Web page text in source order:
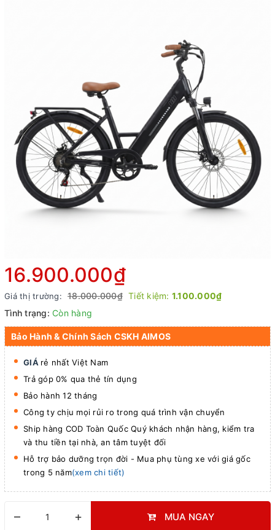
16.900.000₫
Giá thị trường: 18.000.000₫ Tiết kiệm: 1.100.000₫
Tình trạng: Còn hàng
Bảo Hành & Chính Sách CSKH AIMOS
GIÁ rẻ nhất Việt Nam
Trả góp 0% qua thẻ tín dụng
Bảo hành 12 tháng
Công ty chịu mọi rủi ro trong quá trình vận chuyển
Ship hàng COD Toàn Quốc Quý khách nhận hàng, kiểm tra
và thu tiền tại nhà, an tâm tuyệt đối
Hỗ trợ bảo dưỡng trọn đời - Mua phụ tùng xe với giá gốc
trong 5 năm(xem chi tiết)
– + MUA NGAY